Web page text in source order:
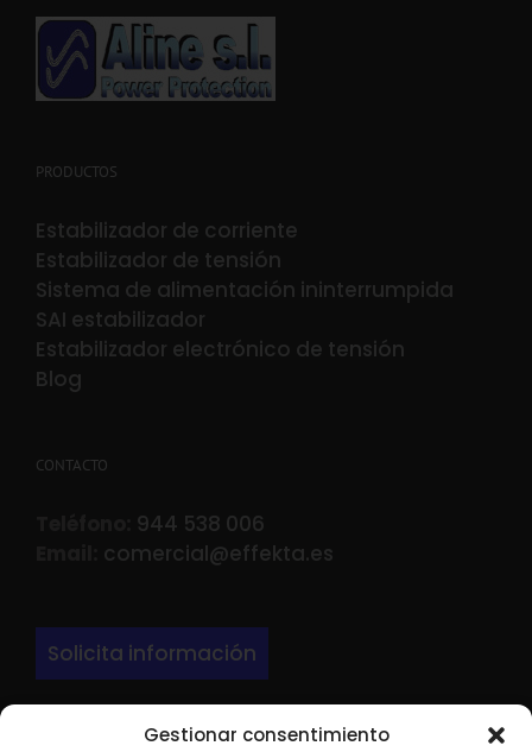
Gestionar consentimiento
PRODUCTOS
Estabilizador de corriente
Estabilizador de tensión
Sistema de alimentación ininterrumpida
SAI estabilizador
Estabilizador electrónico de tensión
Blog
CONTACTO
944 538 006
comercial@effekta.es
Solicita información